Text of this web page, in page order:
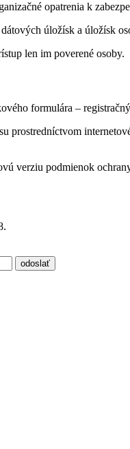
opatrenia k
úložísk a úložísk
len im poverené osoby.
formulára –
prostredníctvom
verziu podmienok
odoslať